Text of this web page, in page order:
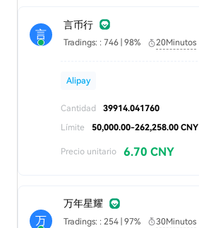
言
言币行
Tradings: : 746 | 98% 20Minutos
Alipay
Cantidad
39914.041760
Límite
50,000.00-262,258.00 CNY
Precio unitario 6.70 CNY
万
万年星耀
Tradings: : 254 | 97%
30Minutos